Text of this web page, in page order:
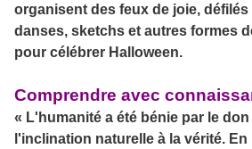
organisent des feux de joie,
danses, sketchs et autres formes
pour célébrer Halloween.
Comprendre avec
« L'humanité a été bénie par le
l'inclination naturelle à la vérité.